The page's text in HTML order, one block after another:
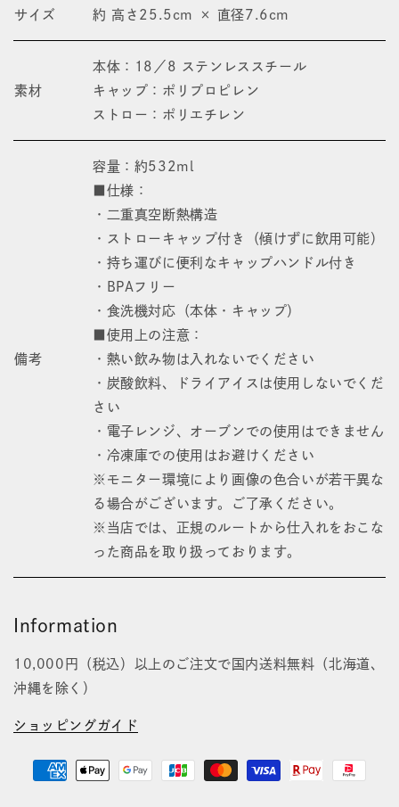
サイズ 約 高さ25.5cm × 直径7.6cm
素材
本体：18／8 ステンレススチール
キャップ：ポリプロピレン
ストロー：ポリエチレン
備考
容量：約532ml
■仕様：
・二重真空断熱構造
・ストローキャップ付き（傾けずに飲用可能）
・持ち運びに便利なキャップハンドル付き
・BPAフリー
・食洗機対応（本体・キャップ）
■使用上の注意：
・熱い飲み物は入れないでください
・炭酸飲料、ドライアイスは使用しないでくだ
さい
・電子レンジ、オーブンでの使用はできません
・冷凍庫での使用はお避けください
※モニター環境により画像の色合いが若干異な
る場合がございます。ご了承ください。
※当店では、正規のルートから仕入れをおこな
った商品を取り扱っております。
Information
10,000円（税込）以上のご注文で国内送料無料（北海道、
沖縄を除く）
ショッピングガイド